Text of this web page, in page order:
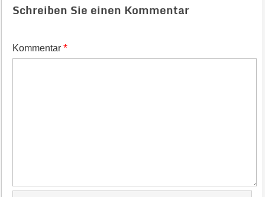
Schreiben Sie einen Kommentar
Kommentar *